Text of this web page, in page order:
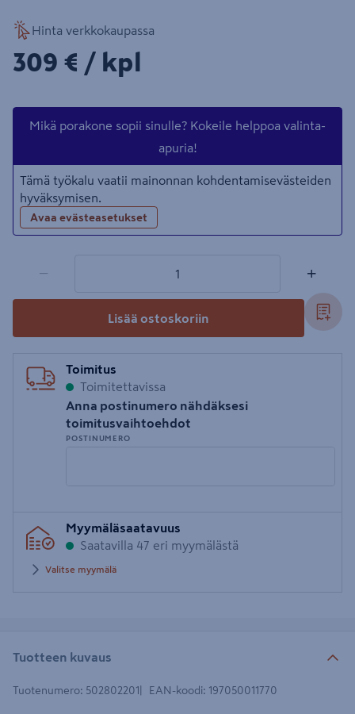
Hinta verkkokaupassa
309€/kpl
309 € / kpl
Mikä porakone sopii sinulle? Kokeile helppoa valinta-
apuria!
Tämä työkalu vaatii mainonnan kohdentamisevästeiden
hyväksymisen.
Avaa evästeasetukset
− +
Lisää ostoskoriin
Toimitus
Toimitettavissa
Anna postinumero nähdäksesi
toimitusvaihtoehdot
POSTINUMERO
postinumero
Myymäläsaatavuus
Saatavilla 47 eri myymälästä
Valitse myymälä
Tuotteen kuvaus
Tuotenumero: 502802201 EAN-koodi: 197050011770